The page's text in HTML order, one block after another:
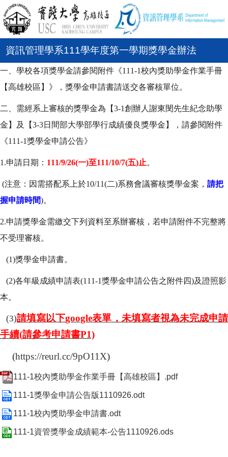
資訊管理學系111學年度第一學期獎學金辦法
一、學校各項獎學金請參閱附件《111-1校內獎助學金作業手冊
【高雄校區】》，獎學金申請書請送交各審核單位。
二、需經系上審核的獎學金為【3-1創辦人謝東閔先生紀念助學
金】及【3-3日間部大學部學行成績優良獎學金】，請參閱附件
《111-1獎學金申請公告》
1.申請日期： 111/9/26(一)至111/10/7(五)止。
(注意：因需搭配系上於10/11(二)系務會議審核獎學金案 ， 請把
握申請時間)。
2.申請獎學金需繳交下列資料至系辦審核，若申請附件不完整將
不受理審核。
(1)獎學金申請書。
(2)各年級成績申請表(111-1獎學金申請公告之附件四)及證照影
本。
(3)請填寫以下google表單，未填寫者視為未完成申請
手續(請參考申請書P1)
(https://reurl.cc/9pO11X)
111-1校內獎助學金作業手冊【高雄校區】.pdf
111-1獎學金申請公告版1110926.odt
111-1校內獎助學金申請書.odt
111-1資管獎學金成績範本-公告1110926.ods